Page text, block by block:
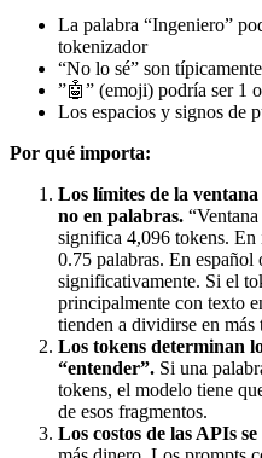
La palabra “Ingeniero”
tokenizador
“No lo sé” son
”🤖” (emoji) podría ser 1
Los espacios y signos de
Por qué importa:
Los límites de la
no en palabras.
significa 4,096 tokens.
0.75 palabras. En
significativamente. Si el
principalmente con texto
tienden a dividirse en
Los tokens determinan
“entender”. Si una
tokens, el modelo tiene
de esos fragmentos.
Los costos de las APIs